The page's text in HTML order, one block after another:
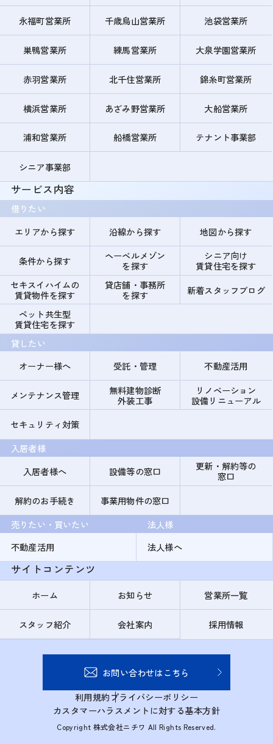
永福町営業所 千歳烏山営業所 池袋営業所
巣鴨営業所 練馬営業所 大泉学園営業所
赤羽営業所 北千住営業所 錦糸町営業所
横浜営業所 あざみ野営業所 大船営業所
浦和営業所 船橋営業所 テナント事業部
シニア事業部
サービス内容
借りたい
エリアから探す
沿線から探す 地図から探す
条件から探す
ヘーベルメゾン
を探す
シニア向け
賃貸住宅を探す
セキスイハイムの
賃貸物件を探す
貸店舗・事務所
を探す
新着スタッフブログ
ペット共生型
賃貸住宅を探す
貸したい
オーナー様へ
受託・管理 不動産活用
メンテナンス管理
無料建物診断
外装工事
リノベーション
設備リニューアル
セキュリティ対策
入居者様
入居者様へ
設備等の窓口
更新・解約等の
窓口
解約のお手続き
事業用物件の窓口
売りたい・買いたい
不動産活用
法人様
法人様へ
サイトコンテンツ
ホーム お知らせ 営業所一覧
スタッフ紹介 会社案内 採用情報
お問い合わせはこちら
利用規約プライバシーポリシー
カスタマーハラスメントに対する基本方針
Copyright 株式会社ニチワ All Rights Reserved.